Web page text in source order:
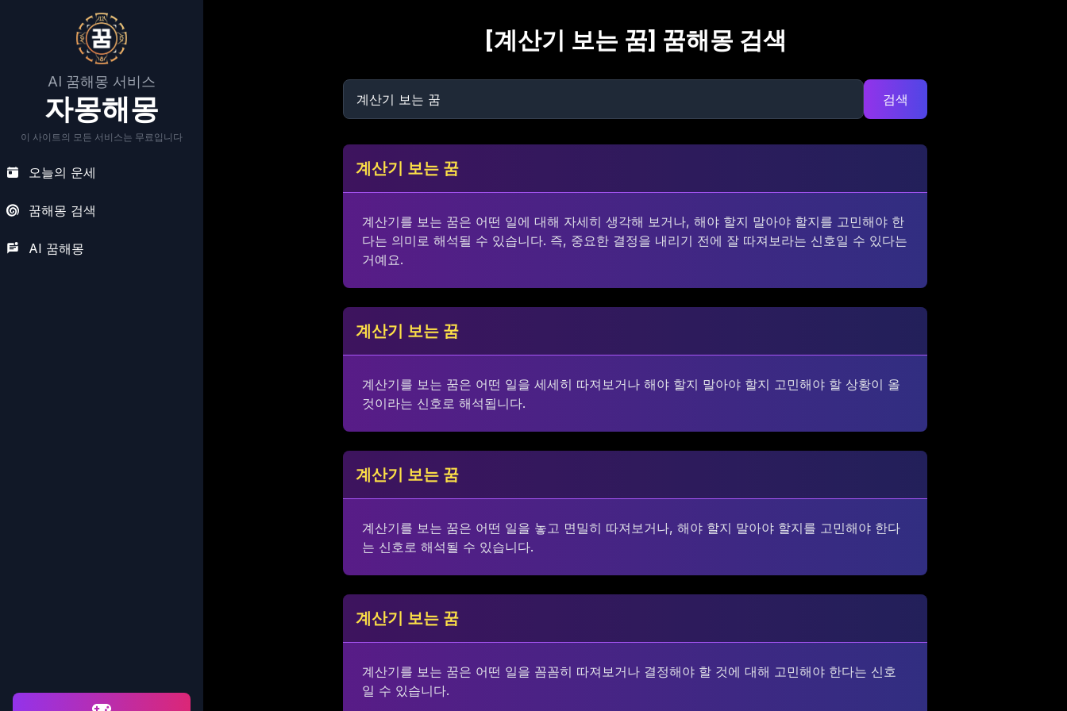
AI 꿈해몽 서비스
자몽해몽
이 사이트의 모든 서비스는 무료입니다
오늘의 운세
꿈해몽 검색
AI 꿈해몽
[계산기 보는 꿈] 꿈해몽 검색
검색
계산기 보는 꿈
계산기를 보는 꿈은 어떤 일에 대해 자세히 생각해 보거나, 해야 할지 말아야 할지를 고민해야 한
다는 의미로 해석될 수 있습니다. 즉, 중요한 결정을 내리기 전에 잘 따져보라는 신호일 수 있다는
거예요.
계산기 보는 꿈
계산기를 보는 꿈은 어떤 일을 세세히 따져보거나 해야 할지 말아야 할지 고민해야 할 상황이 올
것이라는 신호로 해석됩니다.
계산기 보는 꿈
계산기를 보는 꿈은 어떤 일을 놓고 면밀히 따져보거나, 해야 할지 말아야 할지를 고민해야 한다
는 신호로 해석될 수 있습니다.
계산기 보는 꿈
계산기를 보는 꿈은 어떤 일을 꼼꼼히 따져보거나 결정해야 할 것에 대해 고민해야 한다는 신호
일 수 있습니다.